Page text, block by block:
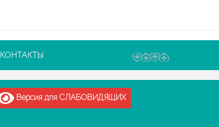
КОНТАКТЫ
Версия для СЛАБОВИДЯЩИХ